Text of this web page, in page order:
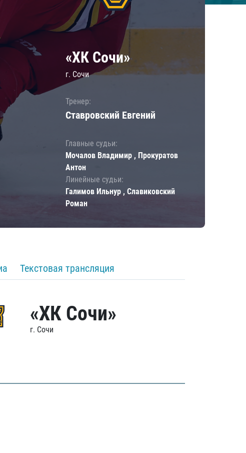
«ХК Сочи»
г. Сочи
Тренер:
Ставровский Евгений
Главные судьи:
Мочалов Владимир , Прокуратов
Антон
Линейные судьи:
Галимов Ильнур , Славиковский
Роман
Текстовая трансляция
«ХК Сочи»
г. Сочи